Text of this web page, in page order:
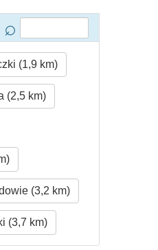
(1,9 km)
(2,5 km)
(3,2 km)
(3,7 km)